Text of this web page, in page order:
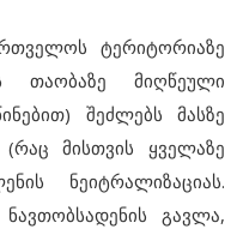
ტერიტორიაზე
თაობაზე მიღწეული
შეძლებს მასზე
მისთვის ყველაზე
ნეიტრალიზაციას.
გავლა,